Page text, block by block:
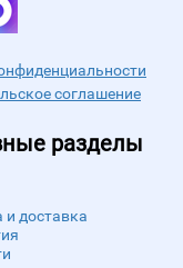
соглашение
разделы
и доставка